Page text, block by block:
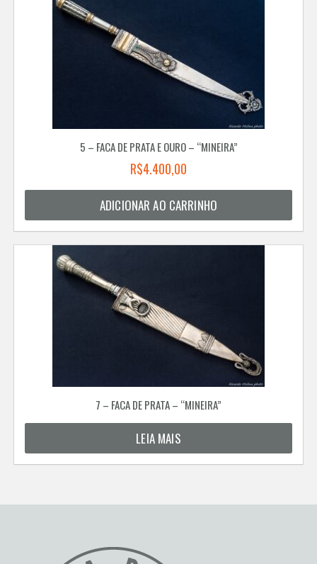
5 – FACA DE PRATA E OURO – “MINEIRA”
R$4.400,00
ADICIONAR AO CARRINHO
7 – FACA DE PRATA – “MINEIRA”
LEIA MAIS